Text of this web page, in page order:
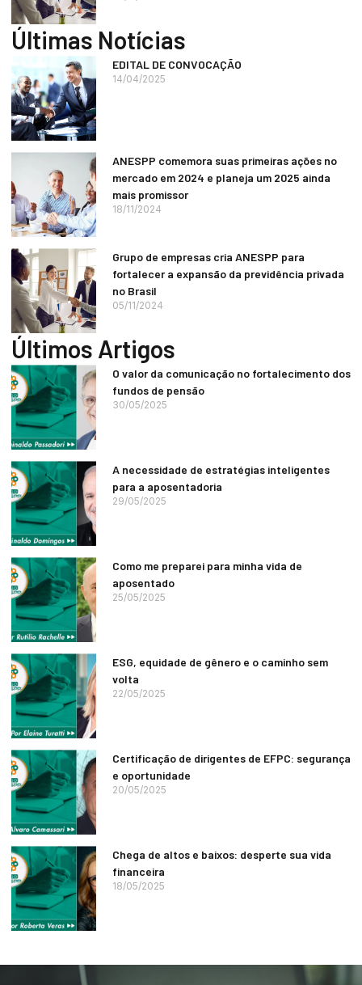
Últimas Notícias
EDITAL DE CONVOCAÇÃO
14/04/2025
ANESPP comemora suas primeiras ações no
mercado em 2024 e planeja um 2025 ainda
mais promissor
18/11/2024
Grupo de empresas cria ANESPP para
fortalecer a expansão da previdência privada
no Brasil
05/11/2024
Últimos Artigos
O valor da comunicação no fortalecimento dos
fundos de pensão
30/05/2025
A necessidade de estratégias inteligentes
para a aposentadoria
29/05/2025
Como me preparei para minha vida de
aposentado
25/05/2025
ESG, equidade de gênero e o caminho sem
volta
22/05/2025
Certificação de dirigentes de EFPC: segurança
e oportunidade
20/05/2025
Chega de altos e baixos: desperte sua vida
financeira
18/05/2025